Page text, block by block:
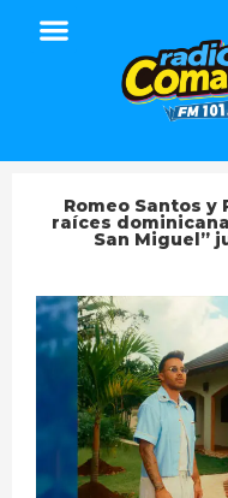
Romeo Santos y
raíces
San Miguel”